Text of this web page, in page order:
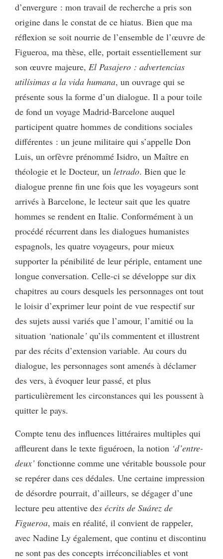
d’envergure : mon travail de recherche a pris son
origine dans le constat de ce hiatus. Bien que ma
réflexion se soit nourrie de l’ensemble de l’œuvre de
Figueroa, ma thèse, elle, portait essentiellement sur
son œuvre majeure, El Pasajero : advertencias
utilísimas a la vida humana, un ouvrage qui se
présente sous la forme d’un dialogue. Il a pour toile
de fond un voyage Madrid-Barcelone auquel
participent quatre hommes de conditions sociales
différentes : un jeune militaire qui s’appelle Don
Luis, un orfèvre prénommé Isidro, un Maître en
théologie et le Docteur, un letrado. Bien que le
dialogue prenne fin une fois que les voyageurs sont
arrivés à Barcelone, le lecteur sait que les quatre
hommes se rendent en Italie. Conformément à un
procédé récurrent dans les dialogues humanistes
espagnols, les quatre voyageurs, pour mieux
supporter la pénibilité de leur périple, entament une
longue conversation. Celle-ci se développe sur dix
chapitres au cours desquels les personnages ont tout
le loisir d’exprimer leur point de vue respectif sur
des sujets aussi variés que l’amour, l’amitié ou la
situation ‘nationale’ qu’ils commentent et illustrent
par des récits d’extension variable. Au cours du
dialogue, les personnages sont amenés à déclamer
des vers, à évoquer leur passé, et plus
particulièrement les circonstances qui les poussent à
quitter le pays.
Compte tenu des influences littéraires multiples qui
affleurent dans le texte figuéroen, la notion ‘d’entre-
deux’ fonctionne comme une véritable boussole pour
se repérer dans ces dédales. Une certaine impression
de désordre pourrait, d’ailleurs, se dégager d’une
lecture peu attentive des écrits de Suárez de
Figueroa, mais en réalité, il convient de rappeler,
avec Nadine Ly également, que continu et discontinu
ne sont pas des concepts irréconciliables et vont